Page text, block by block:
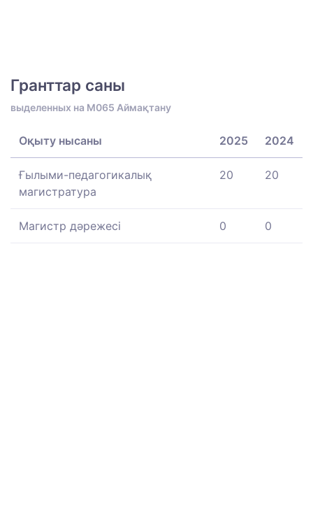
Гранттар саны
выделенных на M065 Аймақтану
Оқыту нысаны 2025 2024
Ғылыми-педагогикалық
магистратура
20 20
Магистр дәрежесі 0 0